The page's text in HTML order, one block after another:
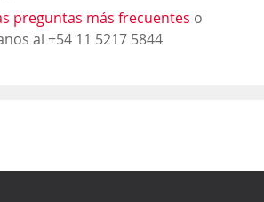
preguntas más frecuentes o
al +54 11 5217 5844